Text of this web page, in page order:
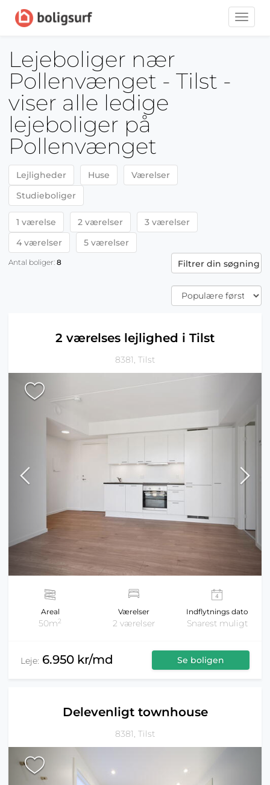
Toggle
Lejeboliger nær
Pollenvænget - Tilst -
viser alle ledige
lejeboliger på
Pollenvænget
Lejligheder Huse
Værelser
Studieboliger
1 værelse 2 værelser
3 værelser
4 værelser
5 værelser
Antal boliger: 8 Filtrer din søgning
2 værelses lejlighed i Tilst
8381, Tilst
Areal
50m2
Værelser
2 værelser
Indflytnings dato
Snarest muligt
Leje: 6.950 kr/md Se boligen
Delevenligt townhouse
8381, Tilst